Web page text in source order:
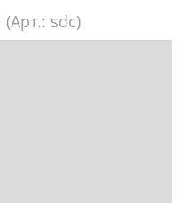
(Арт.: sdc)